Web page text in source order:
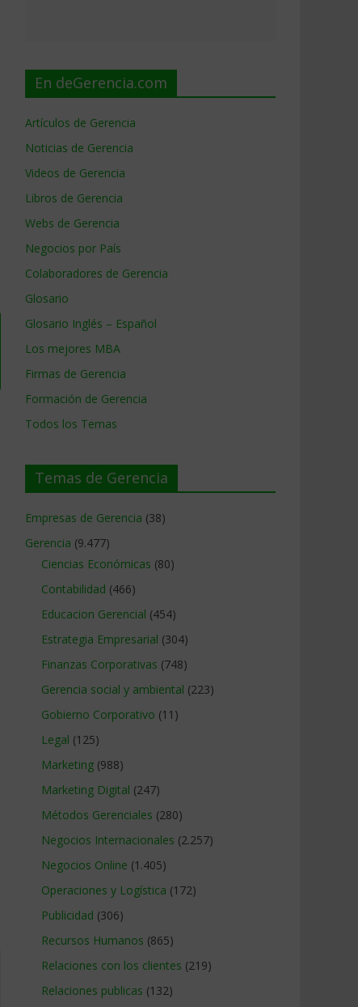
En deGerencia.com
Artículos de Gerencia
Noticias de Gerencia
Videos de Gerencia
Libros de Gerencia
Webs de Gerencia
Negocios por País
Colaboradores de Gerencia
Glosario
Glosario Inglés – Español
Los mejores MBA
Firmas de Gerencia
Formación de Gerencia
Todos los Temas
Temas de Gerencia
Empresas de Gerencia (38)
Gerencia (9.477)
Ciencias Económicas (80)
Contabilidad (466)
Educacion Gerencial (454)
Estrategia Empresarial (304)
Finanzas Corporativas (748)
Gerencia social y ambiental (223)
Gobierno Corporativo (11)
Legal (125)
Marketing (988)
Marketing Digital (247)
Métodos Gerenciales (280)
Negocios Internacionales (2.257)
Negocios Online (1.405)
Operaciones y Logística (172)
Publicidad (306)
Recursos Humanos (865)
Relaciones con los clientes (219)
Relaciones publicas (132)